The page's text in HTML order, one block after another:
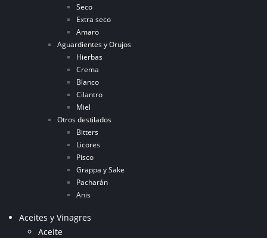
Seco
Extra seco
Amaro
Aguardientes y Orujos
Hierbas
Crema
Blanco
Cilantro
Miel
Otros destilados
Bitters
Licores
Pisco
Grappa y Sake
Pacharán
Anis
Aceites y Vinagres
Aceite